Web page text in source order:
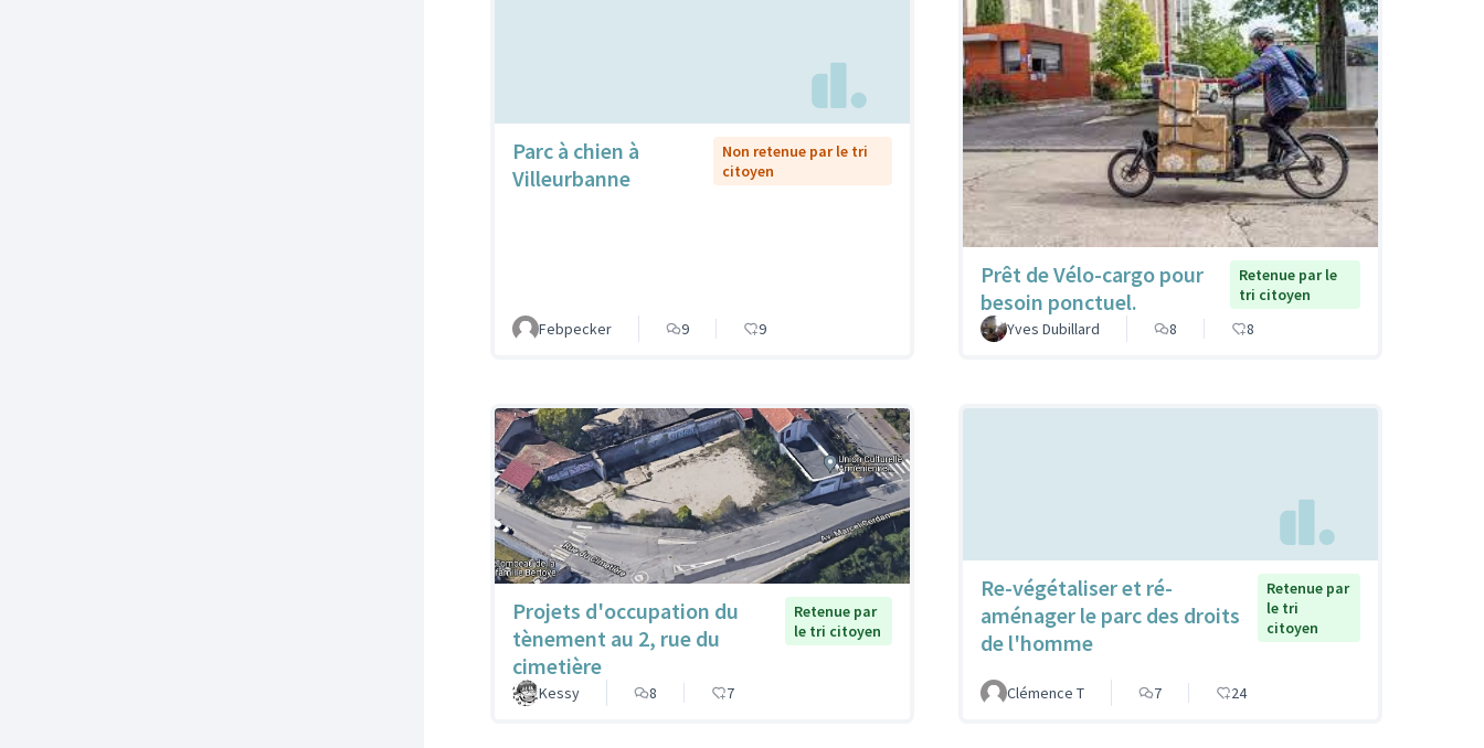
Parc à chien à
Villeurbanne
Non retenue par le tri
citoyen
Febpecker 9 9
Prêt de Vélo-cargo pour
besoin ponctuel.
Retenue par le
tri citoyen
Yves Dubillard
8 8
Projets d'occupation du
tènement au 2, rue du
cimetière
Retenue par
le tri citoyen
Kessy 8 7
Re-végétaliser et ré-
aménager le parc des droits
de l'homme
Retenue par
le tri
citoyen
Clémence T 7 24